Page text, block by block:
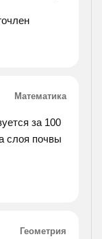
Математика
за 100
слоя почвы
Геометрия